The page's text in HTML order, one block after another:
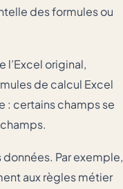
des formules ou
l’Excel original,
de calcul Excel
: certains champs se
Par exemple,
aux règles métier